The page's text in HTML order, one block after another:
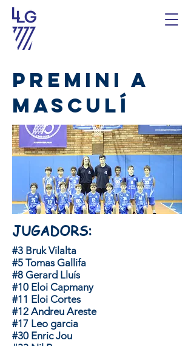
Premini A
masculí
JUGADORS:
#3 Bruk Vilalta
#5 Tomas Gallifa
#8 Gerard Lluís
#10 Eloi Capmany
#11 Eloi Cortes
#12 Andreu Areste
#17 Leo garcia
#30 Enric Jou